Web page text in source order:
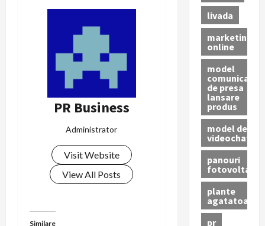
PR Business
Administrator
Visit Website
View All Posts
Similare
livada
marketing
online
model
comunicat
de presa
lansare
produs
model de
videochat
panouri
fotovoltaice
plante
agatatoare
pr